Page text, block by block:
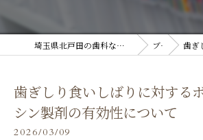
埼玉県北戸田の歯科なら医療法人双島会 アイル歯科クリニック ブログ 歯ぎしり食
歯ぎしり食いしばりに対する
シン製剤の有効性について
2026/03/09